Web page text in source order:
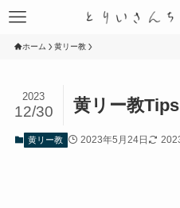
ホーム 黄リー教
黄リー教
2023
12/30
黄リー教 2023年5月24日